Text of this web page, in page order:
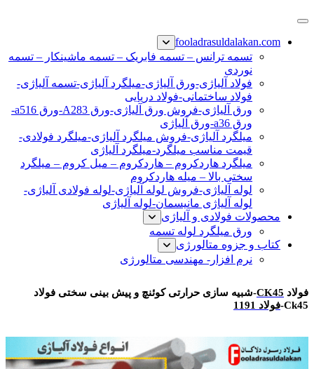
پرش
محتوا
نبشی فولادی-ناودانی فولادی-قیمت ورق-قیمت فولاد
fooladrasuldalakan.com
تسمه ترانس – تسمه فابریک – تسمه ماشینکار – تسمه
نوردی
فولاد آلیاژی-ورق آلیاژی-میلگرد آلیاژی-تسمه آلیاژی-
فولاد ساختمانی-فولاد دریایی
ورق آلیاژی-فروش ورق آلیاژی-ورق A283-ورق a516-
ورق a36-ورق آلیاژی
میلگرد آلیاژی-فروش میلگرد آلیاژی-میلگرد فولادی-
قیمت مناسب میلگرد-میلگرد آلیاژی
میلگرد هاردکروم – هاردکروم – میل کروم – میلگرد
سختی بالا – میله هاردکروم
لوله آلیاژی-فروش لوله آلیاژی-لوله فولادی آلیاژی-
لوله آلیاژی مانیسمان-لوله آلیاژی
محصولات فولادی و آلیاژی
ورق میلگرد لوله تسمه
کتاب و جزوه متالورژی
نرم افزار- مهندسی متالورژی
فولاد CK45-شبیه سازی حرارتی کوئنچ و پیش بینی سختی فولاد
Ck45- فولاد 1191